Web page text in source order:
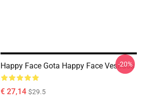
Happy Face Gota Happy Face Vestidos
€ 27,14 $29.5
-20%